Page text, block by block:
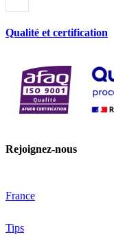
Qualité et certification
Rejoignez-nous
France
Tips